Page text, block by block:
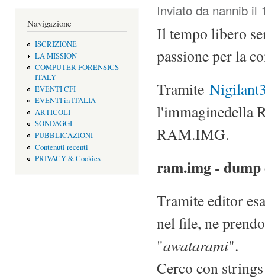
Navigazione
ISCRIZIONE
LA MISSION
COMPUTER FORENSICS
ITALY
EVENTI CFI
EVENTI in ITALIA
ARTICOLI
SONDAGGI
PUBBLICAZIONI
Contenuti recenti
PRIVACY & Cookies
Inviato da nannib il
Il tempo libero
passione per la
Tramite
l'immaginedella
RAM.IMG.
ram.img -
Tramite editor
nel file, ne
"awatarami".
Cerco con